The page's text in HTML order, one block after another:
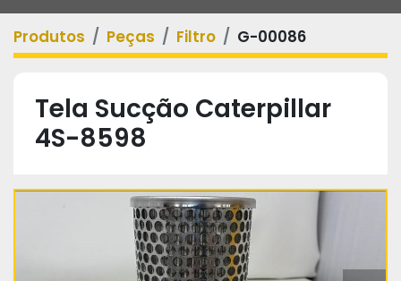
Produtos Peças Filtro G-00086
Tela Sucção Caterpillar
4S-8598